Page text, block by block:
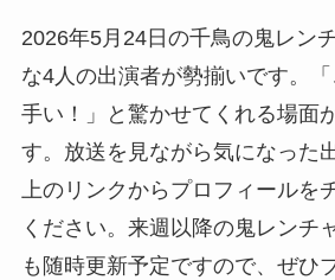
2026年5月24日の千鳥の鬼レン
な4人の出演者が勢揃いです。
手い！」と驚かせてくれる場面
す。放送を見ながら気になった
上のリンクからプロフィールを
ください。来週以降の鬼レンチ
も随時更新予定ですので、ぜひ